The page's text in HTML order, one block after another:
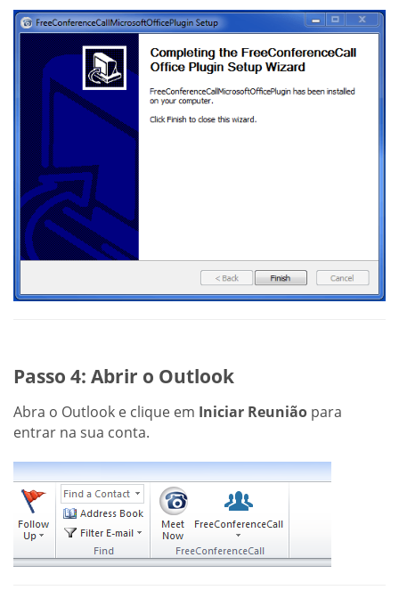
Passo 4: Abrir o Outlook
Abra o Outlook e clique em Iniciar Reunião para
entrar na sua conta.